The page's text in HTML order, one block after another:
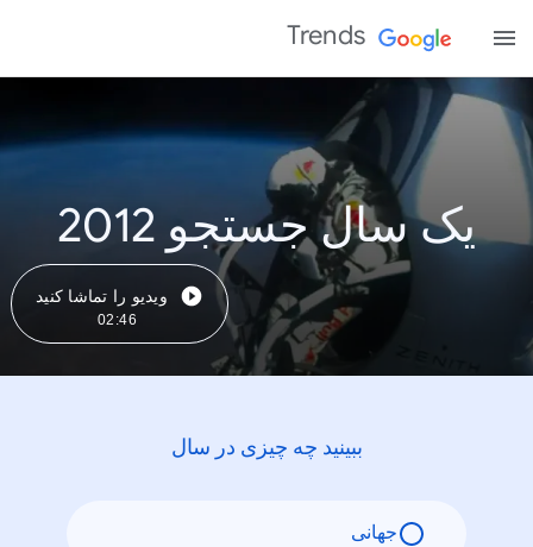
Trends
یک سال جستجو 2012
ویدیو را تماشا کنید
02:46
ببینید چه چیزی در سال
جهانی